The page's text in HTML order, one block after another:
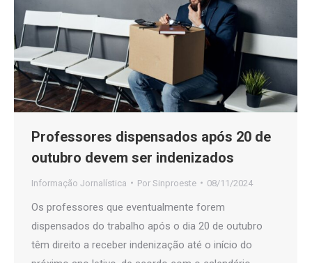
Professores dispensados após 20 de
outubro devem ser indenizados
Informação Jornalística Por Sinproeste 08/11/2024
Os professores que eventualmente forem
dispensados do trabalho após o dia 20 de outubro
têm direito a receber indenização até o início do